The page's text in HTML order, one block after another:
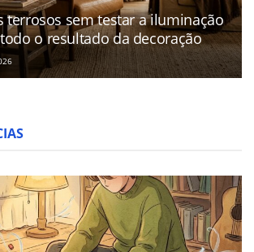
terrosos sem testar a iluminação
o resultado da decoração